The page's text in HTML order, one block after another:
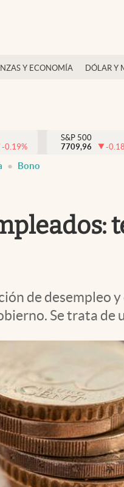
Y ECONOMÍA DÓLAR Y
-0.19%
S&P 500
7709,96
-0.18
Bono
de desempleo
Se trata de